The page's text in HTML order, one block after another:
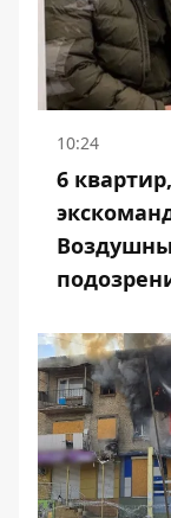
10:24
6